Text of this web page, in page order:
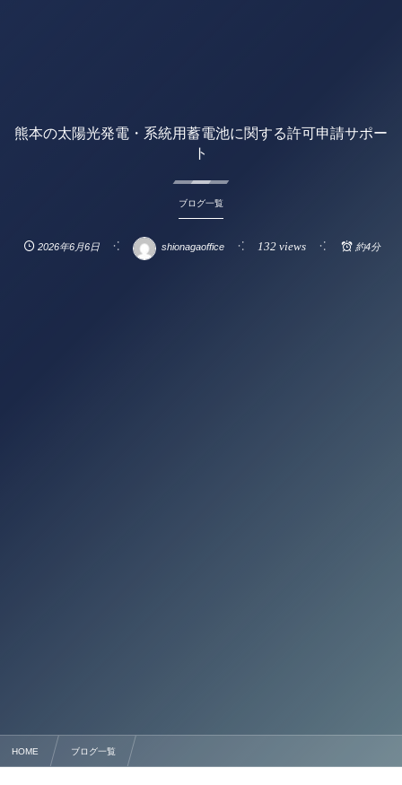
熊本の太陽光発電・系統用蓄電池に関する許可申請サポー
ト
ブログ一覧
2026年6月6日 shionagaoffice 132 views 約4分
HOME ブログ一覧